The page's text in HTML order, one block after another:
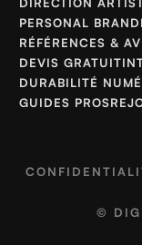
PERSONAL
RÉFÉRENCES &
DEVIS GRATUIT
DURABILITÉ
GUIDES PROS
©